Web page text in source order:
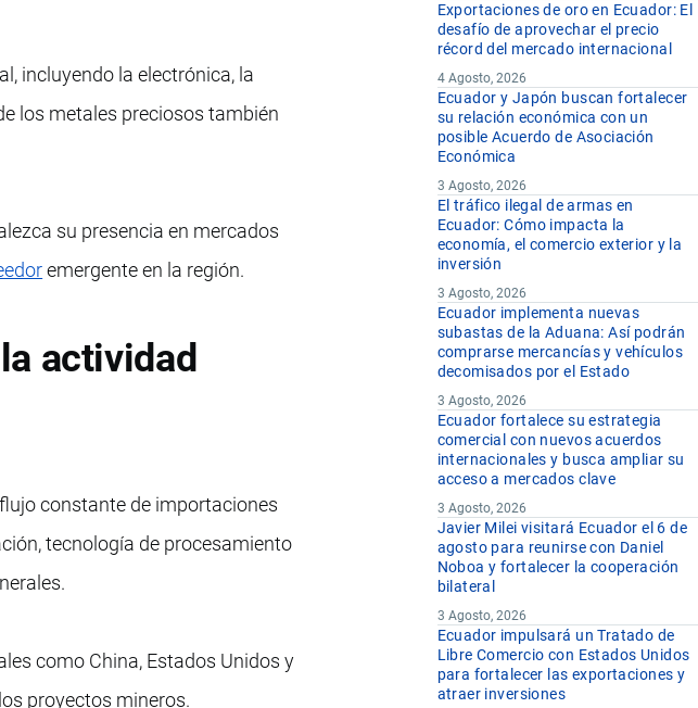
incluyendo la electrónica, la
los metales preciosos también
su presencia en mercados
emergente en la región.
actividad
constante de importaciones
tecnología de procesamiento
como China, Estados Unidos y
proyectos mineros.
Exportaciones de oro en Ecuador: El
desafío de aprovechar el precio
récord del mercado internacional
4 Agosto, 2026
Ecuador y Japón buscan fortalecer
su relación económica con un
posible Acuerdo de Asociación
Económica
3 Agosto, 2026
El tráfico ilegal de armas en
Ecuador: Cómo impacta la
economía, el comercio exterior y la
inversión
3 Agosto, 2026
Ecuador implementa nuevas
subastas de la Aduana: Así podrán
comprarse mercancías y vehículos
decomisados por el Estado
3 Agosto, 2026
Ecuador fortalece su estrategia
comercial con nuevos acuerdos
internacionales y busca ampliar su
acceso a mercados clave
3 Agosto, 2026
Javier Milei visitará Ecuador el 6 de
agosto para reunirse con Daniel
Noboa y fortalecer la cooperación
bilateral
3 Agosto, 2026
Ecuador impulsará un Tratado de
Libre Comercio con Estados Unidos
para fortalecer las exportaciones y
atraer inversiones